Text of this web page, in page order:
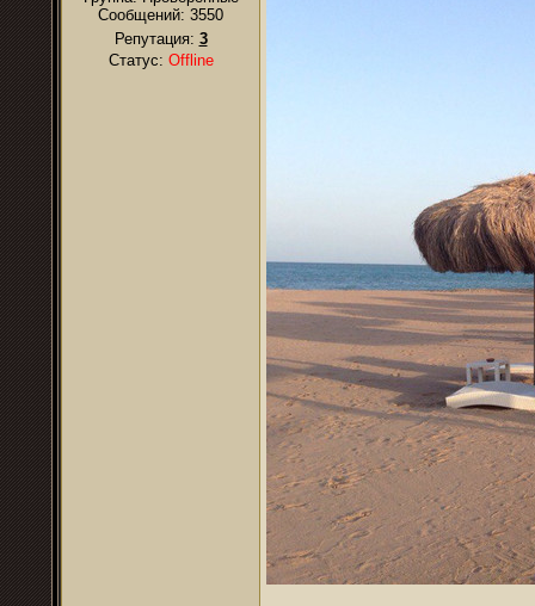
Сообщений: 3550
Репутация: 3
Статус: Offline